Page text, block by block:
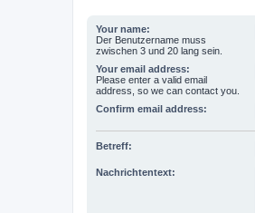
Your name:
Der Benutzername muss
zwischen 3 und 20 lang sein.
Your email address:
Please enter a valid email
address, so we can contact you.
Confirm email address:
Betreff:
Nachrichtentext: